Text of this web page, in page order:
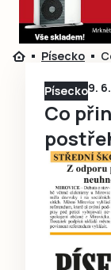
Ještě
Písecko
Písecko9.
Co